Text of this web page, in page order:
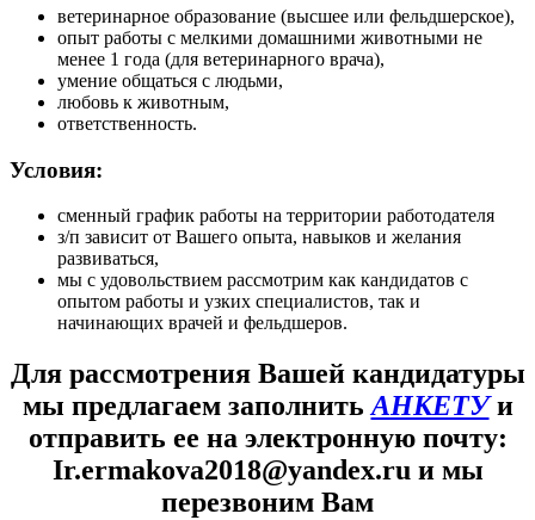
ветеринарное образование (высшее или фельдшерское),
опыт работы с мелкими домашними животными не
менее 1 года (для ветеринарного врача),
умение общаться с людьми,
любовь к животным,
ответственность.
Условия:
сменный график работы на территории работодателя
з/п зависит от Вашего опыта, навыков и желания
развиваться,
мы с удовольствием рассмотрим как кандидатов с
опытом работы и узких специалистов, так и
начинающих врачей и фельдшеров.
Для рассмотрения Вашей кандидатуры
мы предлагаем заполнить АНКЕТУи
отправить ее на электронную почту:
Ir.ermakova2018@yandex.ru и мы
перезвоним Вам